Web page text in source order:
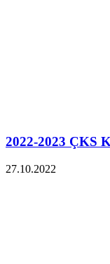
2022-2023 ÇKS
27.10.2022